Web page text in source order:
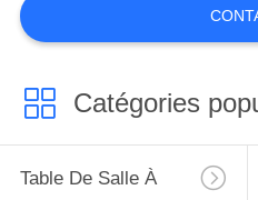
heures à l'aéroport de
très pratique pour
Catégories
Table De Salle À